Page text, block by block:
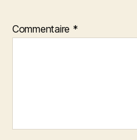
Commentaire *